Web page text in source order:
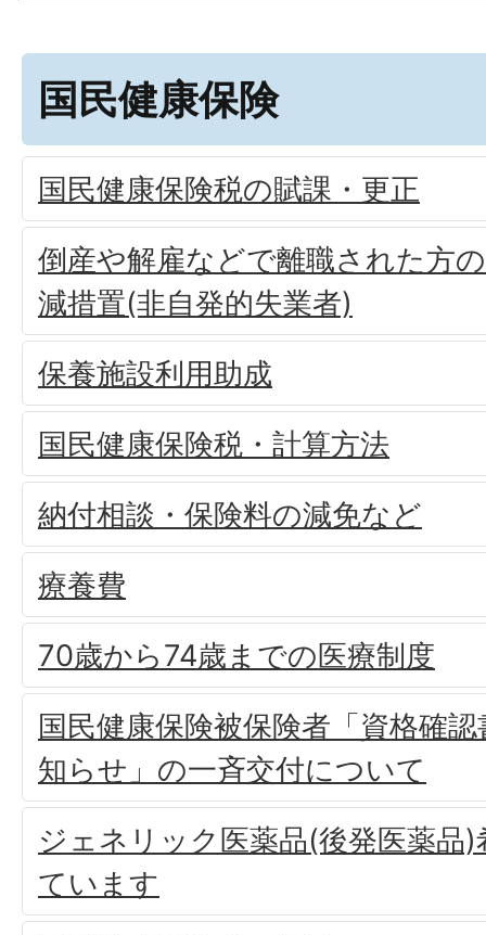
国民健康保険
国民健康保険税の賦課・更正
倒産や解雇などで離職された方
減措置(非自発的失業者)
保養施設利用助成
国民健康保険税・計算方法
納付相談・保険料の減免など
療養費
70歳から74歳までの医療制度
国民健康保険被保険者「資格確
知らせ」の一斉交付について
ジェネリック医薬品(後発医薬品
ています